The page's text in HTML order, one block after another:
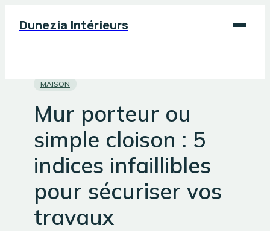
Dunezia Intérieurs
Maison
Jardinage
Bricolage
MAISON
Mur porteur ou
simple cloison : 5
indices infaillibles
pour sécuriser vos
travaux